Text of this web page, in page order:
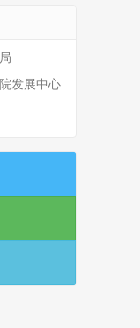
发展中心